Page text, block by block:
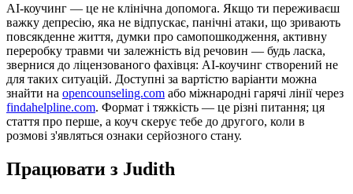
AI-коучинг — це не клінічна допомога. Якщо ти переживаєш
важку депресію, яка не відпускає, панічні атаки, що зривають
повсякденне життя, думки про самопошкодження, активну
переробку травми чи залежність від речовин — будь ласка,
звернися до ліцензованого фахівця: AI-коучинг створений не
для таких ситуацій. Доступні за вартістю варіанти можна
знайти на opencounseling.com або міжнародні гарячі лінії через
findahelpline.com. Формат і тяжкість — це різні питання; ця
стаття про перше, а коуч скерує тебе до другого, коли в
розмові з'являться ознаки серйозного стану.
Працювати з Judith